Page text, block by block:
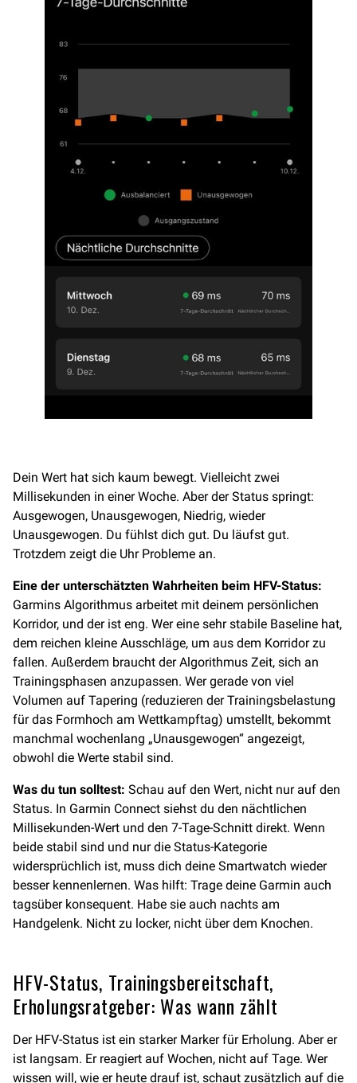
Dein Wert hat sich kaum bewegt. Vielleicht zwei
Millisekunden in einer Woche. Aber der Status springt:
Ausgewogen, Unausgewogen, Niedrig, wieder
Unausgewogen. Du fühlst dich gut. Du läufst gut.
Trotzdem zeigt die Uhr Probleme an.
Eine der unterschätzten Wahrheiten beim HFV-Status:
Garmins Algorithmus arbeitet mit deinem persönlichen
Korridor, und der ist eng. Wer eine sehr stabile Baseline hat,
dem reichen kleine Ausschläge, um aus dem Korridor zu
fallen. Außerdem braucht der Algorithmus Zeit, sich an
Trainingsphasen anzupassen. Wer gerade von viel
Volumen auf Tapering (reduzieren der Trainingsbelastung
für das Formhoch am Wettkampftag) umstellt, bekommt
manchmal wochenlang „Unausgewogen“ angezeigt,
obwohl die Werte stabil sind.
Was du tun solltest: Schau auf den Wert, nicht nur auf den
Status. In Garmin Connect siehst du den nächtlichen
Millisekunden-Wert und den 7-Tage-Schnitt direkt. Wenn
beide stabil sind und nur die Status-Kategorie
widersprüchlich ist, muss dich deine Smartwatch wieder
besser kennenlernen. Was hilft: Trage deine Garmin auch
tagsüber konsequent. Habe sie auch nachts am
Handgelenk. Nicht zu locker, nicht über dem Knochen.
HFV-Status, Trainingsbereitschaft,
Erholungsratgeber: Was wann zählt
Der HFV-Status ist ein starker Marker für Erholung. Aber er
ist langsam. Er reagiert auf Wochen, nicht auf Tage. Wer
wissen will, wie er heute drauf ist, schaut zusätzlich auf die